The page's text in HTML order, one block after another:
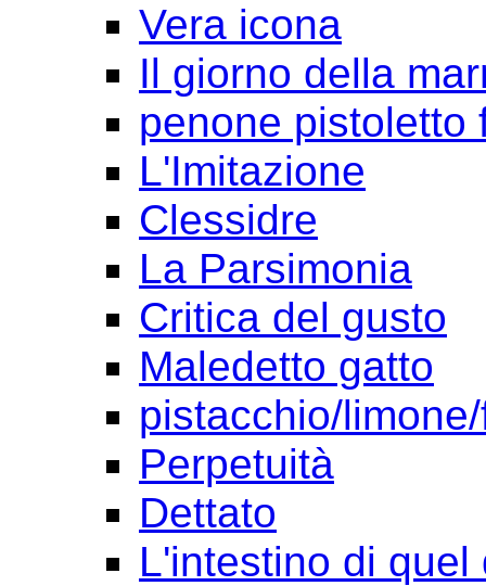
Vera icona
Il giorno della
penone pistoletto
L'Imitazione
Clessidre
La Parsimonia
Critica del gusto
Maledetto gatto
pistacchio/
Perpetuità
Dettato
L'intestino di